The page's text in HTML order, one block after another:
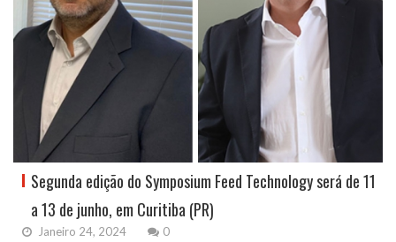
Segunda edição do Symposium Feed Technology será de 11
a 13 de junho, em Curitiba (PR)
Janeiro 24, 2024 0